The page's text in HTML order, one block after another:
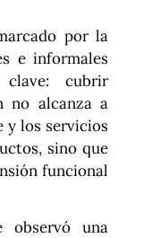
por la
e informales
cubrir
no alcanza a
y los servicios
sino que
funcional
observó una